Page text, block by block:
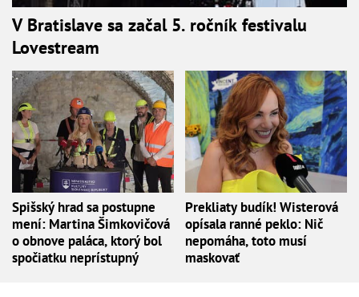
V Bratislave sa začal 5. ročník festivalu
Lovestream
Spišský hrad sa postupne
mení: Martina Šimkovičová
o obnove paláca, ktorý bol
spočiatku neprístupný
Prekliaty budík! Wisterová
opísala ranné peklo: Nič
nepomáha, toto musí
maskovať